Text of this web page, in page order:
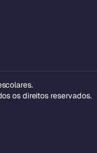
os direitos reservados.